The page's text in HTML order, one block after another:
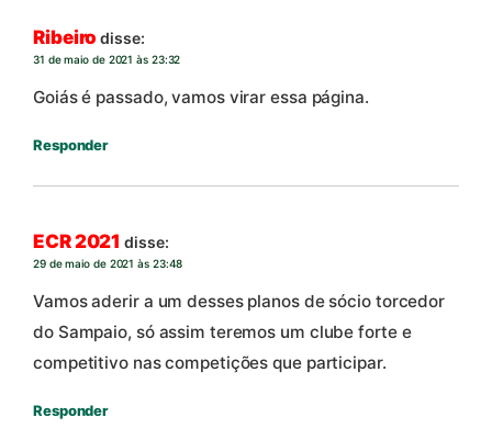
Ribeiro disse:
31 de maio de 2021 às 23:32
Goiás é passado, vamos virar essa página.
Responder
ECR 2021 disse:
29 de maio de 2021 às 23:48
Vamos aderir a um desses planos de sócio torcedor
do Sampaio, só assim teremos um clube forte e
competitivo nas competições que participar.
Responder